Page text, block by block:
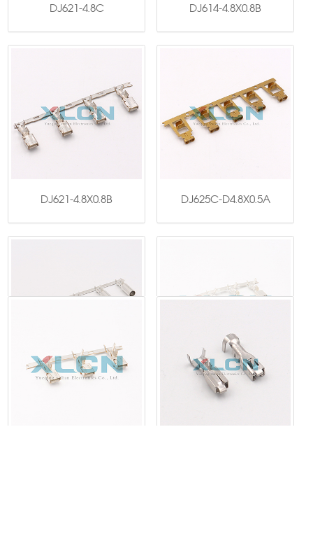
DJ621-4.8C DJ614-4.8X0.8B
DJ621-4.8X0.8B DJ625C-D4.8X0.5A
DJ615-4.8X0.8B